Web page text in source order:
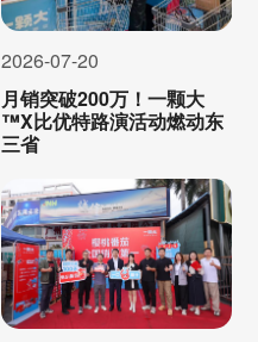
2026-07-20
月销突破200万！一颗大
™X比优特路演活动燃动东
三省